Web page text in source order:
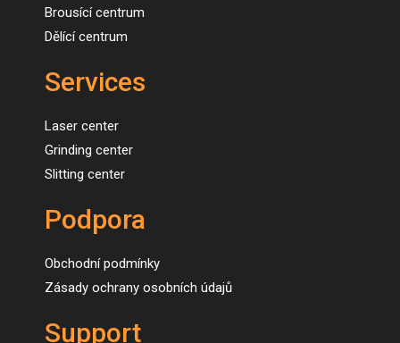
Brousící centrum
Dělící centrum
Services
Laser center
Grinding center
Slitting center
Podpora
Obchodní podmínky
Zásady ochrany osobních údajů
Support